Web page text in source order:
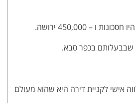
שבבעלותם בכפר סבא.
אישי לקניית דירה היא שהוא מעולם